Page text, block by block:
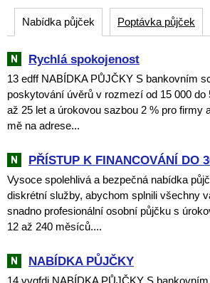
Nabídka půjček Poptávka půjček
Rychlá spokojenost
13 edff NABÍDKA PŮJČKY S bankovním
poskytování úvěrů v rozmezí od 15 000
až 25 let a úrokovou sazbou 2 % pro firmy
mě na adrese...
PŘÍSTUP K FINANCOVÁNÍ DO
Vysoce spolehlivá a bezpečná nabídka
diskrétní služby, abychom splnili všechny
snadno profesionální osobní půjčku s
12 až 240 měsíců....
NABÍDKA PŮJČKY
14 vvgfdj NABÍDKA PŮJČKY S